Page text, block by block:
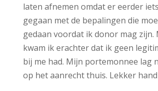
laten afnemen omdat er eerder
gegaan met de bepalingen die
gedaan voordat ik donor mag zijn.
kwam ik erachter dat ik geen
bij me had. Mijn portemonnee lag
op het aanrecht thuis. Lekker